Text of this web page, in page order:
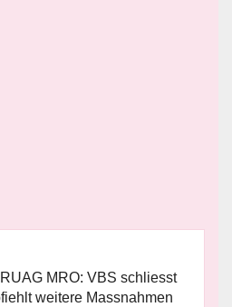
MRO: VBS schliesst
weitere Massnahmen